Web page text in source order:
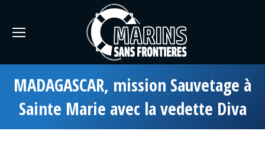
MADAGASCAR, mission Sauvetage à
Sainte Marie avec la vedette Diva